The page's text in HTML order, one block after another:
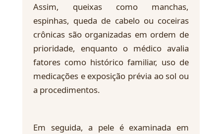
Assim, queixas como manchas,
espinhas, queda de cabelo ou coceiras
crônicas são organizadas em ordem de
prioridade, enquanto o médico avalia
fatores como histórico familiar, uso de
medicações e exposição prévia ao sol ou
a procedimentos.
Em seguida, a pele é examinada em